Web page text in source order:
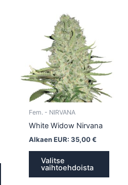
Fem. - NIRVANA
White Widow Nirvana
Alkaen EUR: 35,00€
Valitse
vaihtoehdoista
Voit